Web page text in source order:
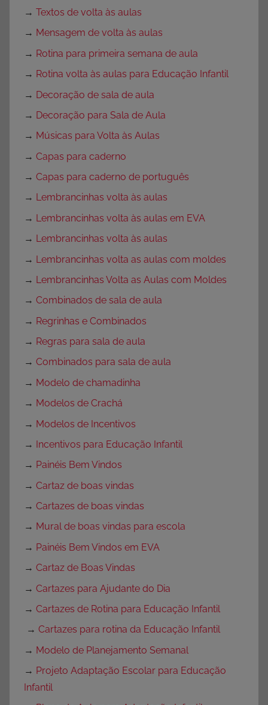
→ Textos de volta às aulas
→ Mensagem de volta às aulas
→ Rotina para primeira semana de aula
→ Rotina volta às aulas para Educação Infantil
→ Decoração de sala de aula
→ Decoração para Sala de Aula
→ Músicas para Volta às Aulas
→ Capas para caderno
→ Capas para caderno de português
→ Lembrancinhas volta às aulas
→ Lembrancinhas volta às aulas em EVA
→ Lembrancinhas volta às aulas
→ Lembrancinhas volta as aulas com moldes
→ Lembrancinhas Volta as Aulas com Moldes
→ Combinados de sala de aula
→ Regrinhas e Combinados
→ Regras para sala de aula
→ Combinados para sala de aula
→ Modelo de chamadinha
→ Modelos de Crachá
→ Modelos de Incentivos
→ Incentivos para Educação Infantil
→ Painéis Bem Vindos
→ Cartaz de boas vindas
→ Cartazes de boas vindas
→ Mural de boas vindas para escola
→ Painéis Bem Vindos em EVA
→ Cartaz de Boas Vindas
→ Cartazes para Ajudante do Dia
→ Cartazes de Rotina para Educação Infantil
→ Cartazes para rotina da Educação Infantil
→ Modelo de Planejamento Semanal
→ Projeto Adaptação Escolar para Educação
Infantil